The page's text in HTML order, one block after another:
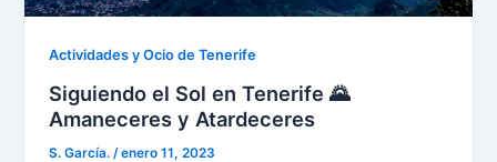
Actividades y Ocio de Tenerife
Siguiendo el Sol en Tenerife 🌄
Amaneceres y Atardeceres
S. García./enero 11, 2023